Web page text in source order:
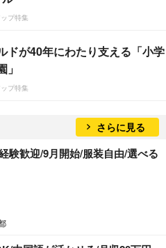
プ特集
ドが40年にわたり支える「小学
」
プ特集
さらに見る
験歓迎/9月開始/服装自由/選べる